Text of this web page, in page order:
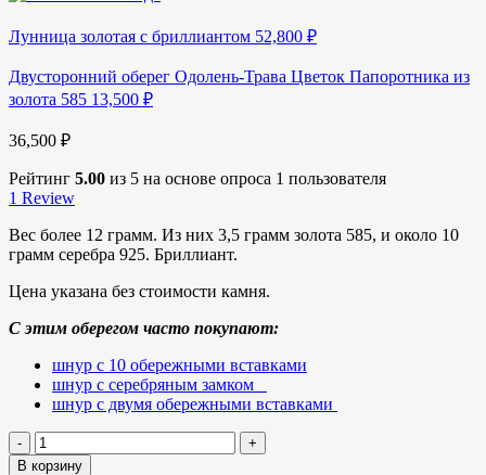
Лунница золотая с бриллиантом 52,800 ₽
Двусторонний оберег Одолень-Трава Цветок Папоротника из
золота 585 13,500 ₽
36,500 ₽
Рейтинг 5.00 из 5 на основе опроса 1 пользователя
1 Review
Вес более 12 грамм. Из них 3,5 грамм золота 585, и около 10
грамм серебра 925. Бриллиант.
Цена указана без стоимости камня.
С этим оберегом часто покупают:
шнур с 10 обережными вставками
шнур с серебряным замком
шнур с двумя обережными вставками
В корзину